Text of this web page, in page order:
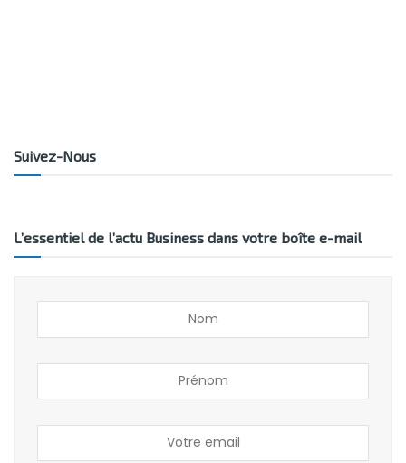
Suivez-Nous
L’essentiel de l’actu Business dans votre boîte e-mail